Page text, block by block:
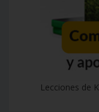
Lecciones de